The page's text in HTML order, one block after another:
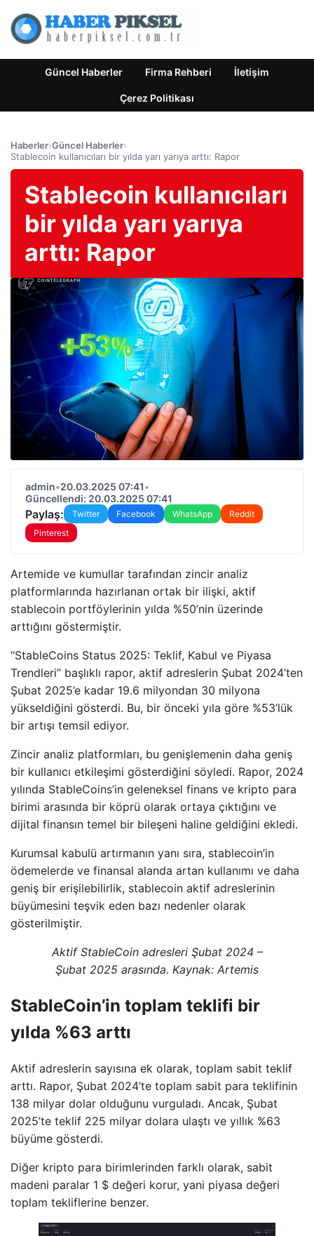
Güncel Haberler Firma Rehberi İletişim
Çerez Politikası
Haberler›Güncel Haberler›
Stablecoin kullanıcıları bir yılda yarı yarıya arttı: Rapor
Stablecoin kullanıcıları
bir yılda yarı yarıya
arttı: Rapor
admin•20.03.2025 07:41•
Güncellendi: 20.03.2025 07:41
Paylaş: Twitter Facebook WhatsApp
Reddit
Pinterest
Artemide ve kumullar tarafından zincir analiz
platformlarında hazırlanan ortak bir ilişki, aktif
stablecoin portföylerinin yılda %50’nin üzerinde
arttığını göstermiştir.
“StableCoins Status 2025: Teklif, Kabul ve Piyasa
Trendleri” başlıklı rapor, aktif adreslerin Şubat 2024’ten
Şubat 2025’e kadar 19.6 milyondan 30 milyona
yükseldiğini gösterdi. Bu, bir önceki yıla göre %53’lük
bir artışı temsil ediyor.
Zincir analiz platformları, bu genişlemenin daha geniş
bir kullanıcı etkileşimi gösterdiğini söyledi. Rapor, 2024
yılında StableCoins’in geleneksel finans ve kripto para
birimi arasında bir köprü olarak ortaya çıktığını ve
dijital finansın temel bir bileşeni haline geldiğini ekledi.
Kurumsal kabulü artırmanın yanı sıra, stablecoin’in
ödemelerde ve finansal alanda artan kullanımı ve daha
geniş bir erişilebilirlik, stablecoin aktif adreslerinin
büyümesini teşvik eden bazı nedenler olarak
gösterilmiştir.
Aktif StableCoin adresleri Şubat 2024 –
Şubat 2025 arasında. Kaynak: Artemis
StableCoin’in toplam teklifi bir
yılda %63 arttı
Aktif adreslerin sayısına ek olarak, toplam sabit teklif
arttı. Rapor, Şubat 2024’te toplam sabit para teklifinin
138 milyar dolar olduğunu vurguladı. Ancak, Şubat
2025’te teklif 225 milyar dolara ulaştı ve yıllık %63
büyüme gösterdi.
Diğer kripto para birimlerinden farklı olarak, sabit
madeni paralar 1 $ değeri korur, yani piyasa değeri
toplam tekliflerine benzer.